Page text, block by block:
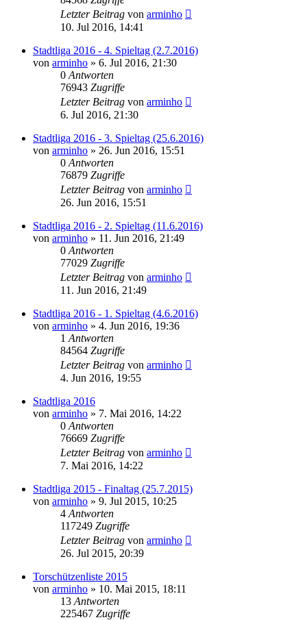
Letzter Beitrag von arminho
10. Jul 2016, 14:41
Stadtliga 2016 - 4. Spieltag (2.7.2016)
von arminho » 6. Jul 2016, 21:30
0 Antworten
76943 Zugriffe
Letzter Beitrag von arminho
6. Jul 2016, 21:30
Stadtliga 2016 - 3. Spieltag (25.6.2016)
von arminho » 26. Jun 2016, 15:51
0 Antworten
76879 Zugriffe
Letzter Beitrag von arminho
26. Jun 2016, 15:51
Stadtliga 2016 - 2. Spieltag (11.6.2016)
von arminho » 11. Jun 2016, 21:49
0 Antworten
77029 Zugriffe
Letzter Beitrag von arminho
11. Jun 2016, 21:49
Stadtliga 2016 - 1. Spieltag (4.6.2016)
von arminho » 4. Jun 2016, 19:36
1 Antworten
84564 Zugriffe
Letzter Beitrag von arminho
4. Jun 2016, 19:55
Stadtliga 2016
von arminho » 7. Mai 2016, 14:22
0 Antworten
76669 Zugriffe
Letzter Beitrag von arminho
7. Mai 2016, 14:22
Stadtliga 2015 - Finaltag (25.7.2015)
von arminho » 9. Jul 2015, 10:25
4 Antworten
117249 Zugriffe
Letzter Beitrag von arminho
26. Jul 2015, 20:39
Torschützenliste 2015
von arminho » 10. Mai 2015, 18:11
13 Antworten
225467 Zugriffe